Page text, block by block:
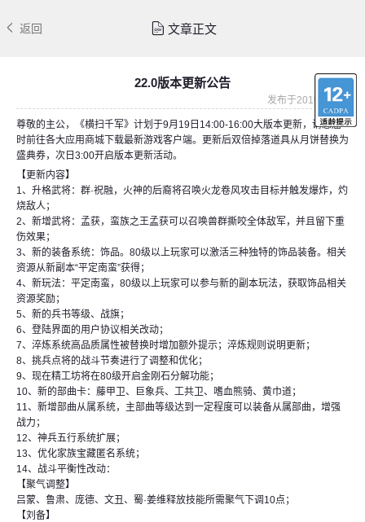
返回 文章正文
22.0版本更新公告
发布于2019-09-18
尊敬的主公，《横扫千军》计划于9月19日14:00-16:00大版本更新，请您届
时前往各大应用商城下载最新游戏客户端。更新后双倍掉落道具从月饼替换为
盛典券，次日3:00开启版本更新活动。
【更新内容】
1、升格武将：群·祝融，火神的后裔将召唤火龙卷风攻击目标并触发爆炸，灼
烧敌人；
2、新增武将：孟获，蛮族之王孟获可以召唤兽群撕咬全体敌军，并且留下重
伤效果；
3、新的装备系统：饰品。80级以上玩家可以激活三种独特的饰品装备。相关
资源从新副本“平定南蛮”获得；
4、新玩法：平定南蛮，80级以上玩家可以参与新的副本玩法，获取饰品相关
资源奖励；
5、新的兵书等级、战旗；
6、登陆界面的用户协议相关改动；
7、淬炼系统高品质属性被替换时增加额外提示；淬炼规则说明更新；
8、挑兵点将的战斗节奏进行了调整和优化；
9、现在精工坊将在80级开启金刚石分解功能；
10、新的部曲卡：藤甲卫、巨象兵、工共卫、嗜血熊骑、黄巾道；
11、新增部曲从属系统，主部曲等级达到一定程度可以装备从属部曲，增强
战力；
12、神兵五行系统扩展；
13、优化家族宝藏匿名系统；
14、战斗平衡性改动：
【聚气调整】
吕蒙、鲁肃、庞德、文丑、蜀·姜维释放技能所需聚气下调10点；
【刘备】